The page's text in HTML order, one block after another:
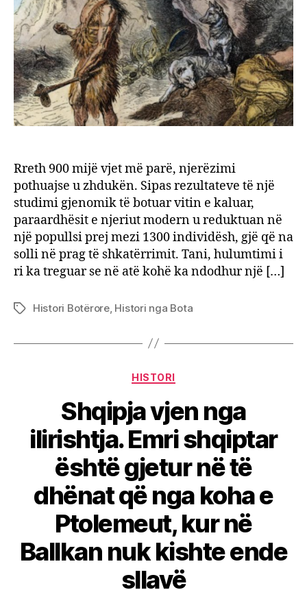
–
në
një
bota
Rreth 900 mijë vjet më parë, njerëzimi
pothuajse u zhdukën. Sipas rezultateve të një
studimi gjenomik të botuar vitin e kaluar,
paraardhësit e njeriut modern u reduktuan në
një popullsi prej mezi 1300 individësh, gjë që na
solli në prag të shkatërrimit. Tani, hulumtimi i
ri ka treguar se në atë kohë ka ndodhur një […]
TagsHistori Botërore, Histori nga Bota
Categories
HISTORI
Shqipja vjen nga
ilirishtja. Emri shqiptar
është gjetur në të
dhënat që nga koha e
Ptolemeut, kur në
Ballkan nuk kishte ende
sllavë